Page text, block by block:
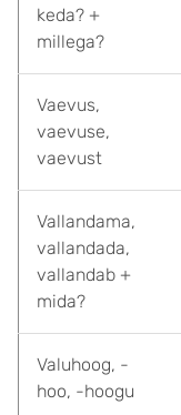
keda? +
millega?
Vaevus,
vaevuse,
vaevust
Vallandama,
vallandada,
vallandab +
mida?
Valuhoog, -
hoo, -hoogu